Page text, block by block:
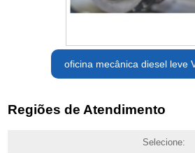
oficina mecânica diesel leve
Regiões de Atendimento
Selecione: